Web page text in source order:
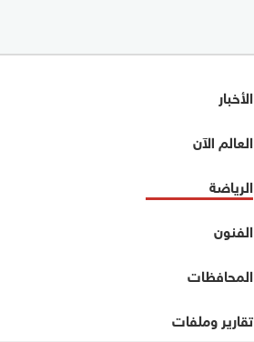
الأخبار
العالم الآن
الرياضة
الفنون
المحافظات
تقارير وملفات